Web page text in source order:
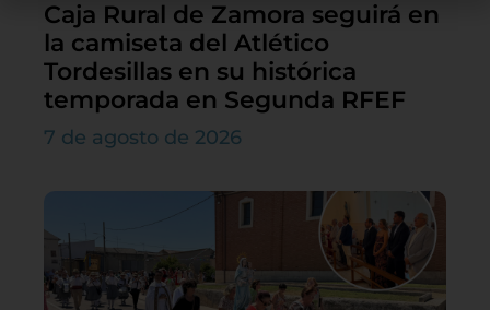
Caja Rural de Zamora seguirá en
la camiseta del Atlético
Tordesillas en su histórica
temporada en Segunda RFEF
7 de agosto de 2026